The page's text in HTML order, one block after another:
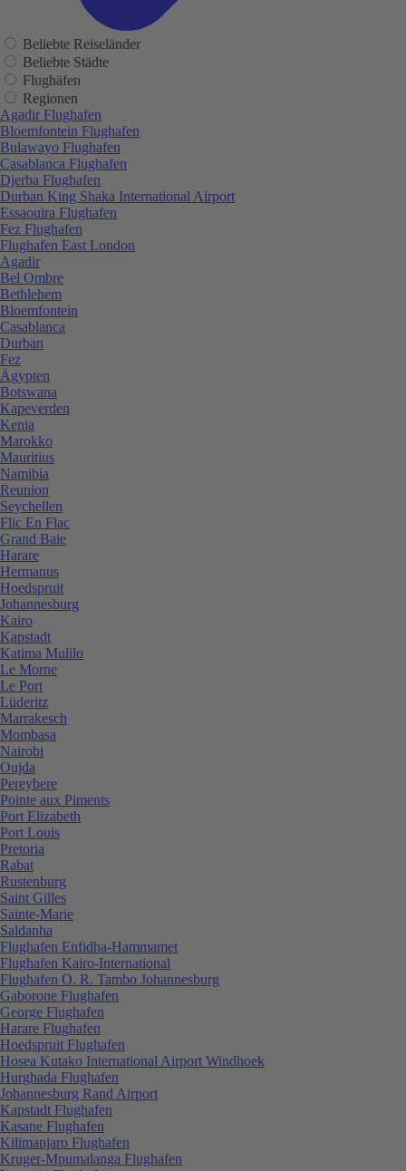
Beliebte Reiseländer
Beliebte Städte
Flughäfen
Regionen
Agadir Flughafen
Bloemfontein Flughafen
Bulawayo Flughafen
Casablanca Flughafen
Djerba Flughafen
Durban King Shaka International Airport
Essaouira Flughafen
Fez Flughafen
Flughafen East London
Agadir
Bel Ombre
Bethlehem
Bloemfontein
Casablanca
Durban
Fez
Ägypten
Botswana
Kapeverden
Kenia
Marokko
Mauritius
Namibia
Reunion
Seychellen
Flic En Flac
Grand Baie
Harare
Hermanus
Hoedspruit
Johannesburg
Kairo
Kapstadt
Katima Mulilo
Le Morne
Le Port
Lüderitz
Marrakesch
Mombasa
Nairobi
Oujda
Pereybere
Pointe aux Piments
Port Elizabeth
Port Louis
Pretoria
Rabat
Rustenburg
Saint Gilles
Sainte-Marie
Saldanha
Flughafen Enfidha-Hammamet
Flughafen Kairo-International
Flughafen O. R. Tambo Johannesburg
Gaborone Flughafen
George Flughafen
Harare Flughafen
Hoedspruit Flughafen
Hosea Kutako International Airport Windhoek
Hurghada Flughafen
Johannesburg Rand Airport
Kapstadt Flughafen
Kasane Flughafen
Kilimanjaro Flughafen
Kruger-Mpumalanga Flughafen